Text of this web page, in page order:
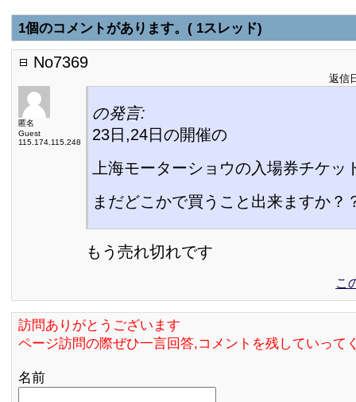
1個のコメントがあります。( 1スレッド)
No7369
返信
匿名
Guest
115.174.115.248
の発言:
23日,24日の開催の
上海モーターショウの入場券チケッ
まだどこかで買うこと出来ますか？
もう売れ切れです
こ
訪問ありがとうございます
ページ訪問の際ぜひ一言回答,コメントを残していって
名前